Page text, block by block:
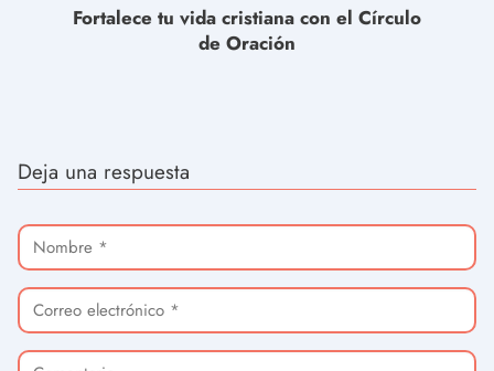
Fortalece tu vida cristiana con el Círculo
de Oración
Deja una respuesta